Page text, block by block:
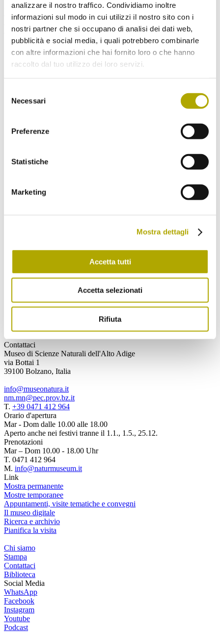
analizzare il nostro traffico. Condividiamo inoltre
informazioni sul modo in cui utilizzi il nostro sito con i
nostri partner che si occupano di analisi dei dati web,
pubblicità e social media, i quali potrebbero combinarle
con altre informazioni che hai fornito loro o che hanno
raccolto dal tuo utilizzo dei loro servizi.
delNecessari
Preferenze
Statistiche
Marketing
Mostra dettagli
Accetta tutti
Accetta selezionati
Rifiuta
Arthur Ladurner, nato nel 1872 e morto nel 1960 a Merano, maestro
di farmacia e farmacista cittadino di Merano. Ha lasciato un erbario
di Scienze Naturali dal nipote Friedrich Ladurner.
Area geografica di provenienza delle raccolte: Alto Adige, Austria e
Non mancare ai nostri prossimi eventi!
Se desideri, ti mandiamo una volta al mese una nostra newsletter.
Novità dal Museo di Scienze (Aggiornamenti
Ritorno nelle Alpi (Novità, fatti e retroscena
sugli animali che fanno ritorno nelle Alpi)
acconsento al trattamento dei miei dati
personali.
Contattaci
Museo di Scienze Naturali dell'Alto Adige
via Bottai 1
39100 Bolzano, Italia
info@museonatura.it
nm.mn@pec.prov.bz.it
T. +39 0471 412 964
Orario d'apertura
Mar - Dom dalle 10.00 alle 18.00
Aperto anche nei festivi tranne il 1.1., 1.5., 25.12.
Prenotazioni
Mar – Dom 10.00 - 18.00 Uhr
T. 0471 412 964
M. info@naturmuseum.it
Link
Mostra permanente
Mostre temporanee
Appuntamenti, visite tematiche e convegni
Il museo digitale
Ricerca e archivio
Pianifica la visita
Chi siamo
Stampa
Contattaci
Biblioteca
Social Media
WhatsApp
Facebook
Instagram
Youtube
Podcast